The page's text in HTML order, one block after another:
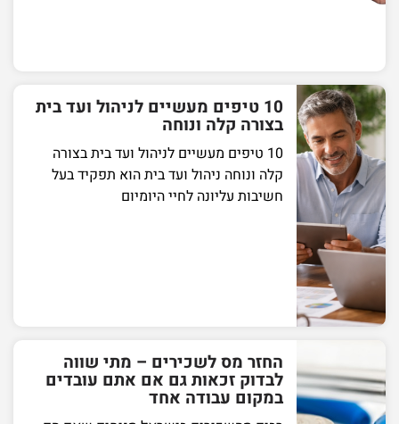
10 טיפים מעשיים לניהול ועד בית
בצורה קלה ונוחה
10 טיפים מעשיים לניהול ועד בית בצורה
קלה ונוחה ניהול ועד בית הוא תפקיד בעל
חשיבות עליונה לחיי היומיום
החזר מס לשכירים – מתי שווה
לבדוק זכאות גם אם אתם עובדים
במקום עבודה אחד